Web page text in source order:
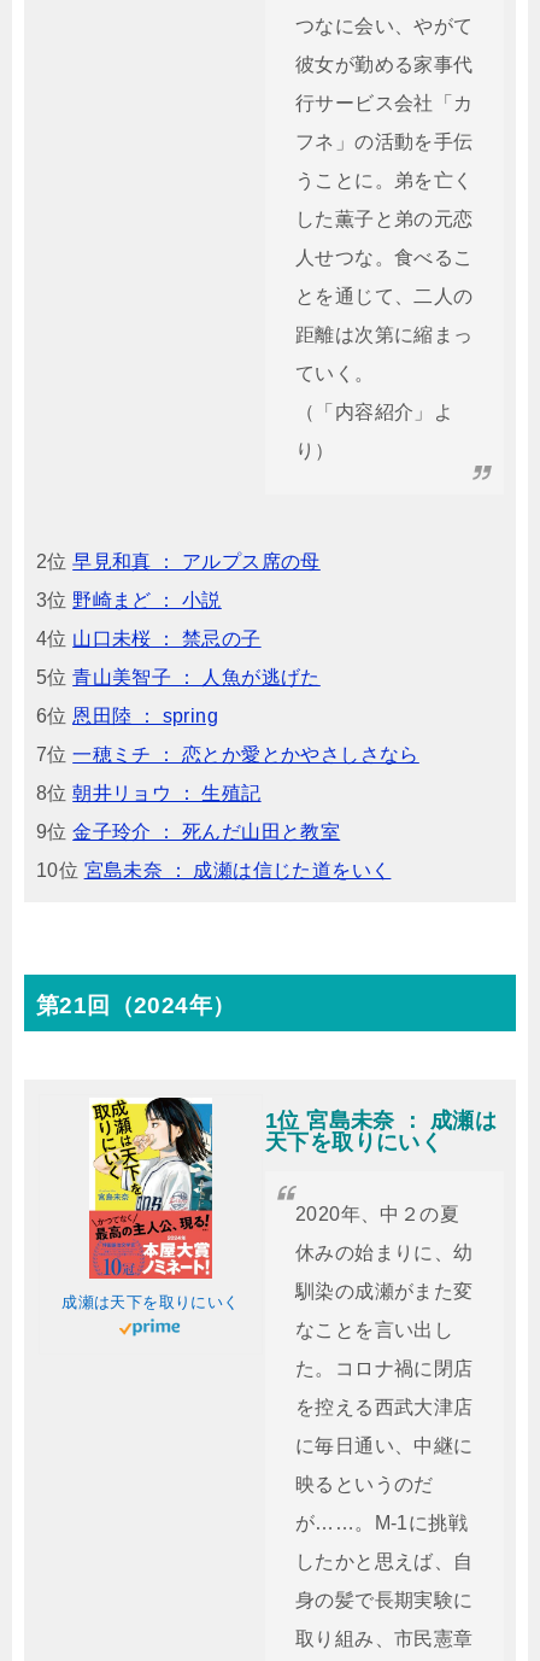
つなに会い、やがて
彼女が勤める家事代
行サービス会社「カ
フネ」の活動を手伝
うことに。弟を亡く
した薫子と弟の元恋
人せつな。食べるこ
とを通じて、二人の
距離は次第に縮まっ
ていく。
（「内容紹介」よ
り）
2位早見和真 ： アルプス席の母
3位 野崎まど ： 小説
4位 山口未桜 ： 禁忌の子
5位青山美智子 ： 人魚が逃げた
6位 恩田陸 ： spring
7位一穂ミチ ： 恋とか愛とかやさしさなら
8位朝井リョウ ： 生殖記
9位金子玲介 ： 死んだ山田と教室
10位 宮島未奈 ： 成瀬は信じた道をいく
第21回（2024年）
成瀬は天下を取りにいく
1位 宮島未奈 ： 成瀬は
天下を取りにいく
2020年、中２の夏
休みの始まりに、幼
馴染の成瀬がまた変
なことを言い出し
た。コロナ禍に閉店
を控える西武大津店
に毎日通い、中継に
映るというのだ
が……。M-1に挑戦
したかと思えば、自
身の髪で長期実験に
取り組み、市民憲章